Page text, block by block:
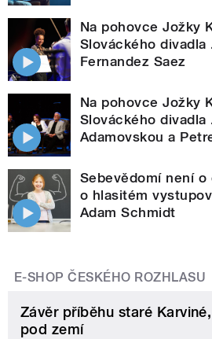
Na pohovce Jožky
Slováckého divadla
Fernandez Saez
Na pohovce Jožky
Slováckého divadla
Adamovskou a
Sebevědomí není o
o hlasitém
Adam Schmidt
E-SHOP ČESKÉHO ROZHLASU
Závěr příběhu staré
pod zemí